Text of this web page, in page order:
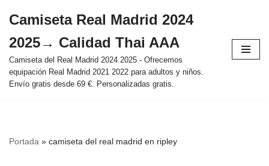
al
contenido
Camiseta Real Madrid 2024
2025→ Calidad Thai AAA
Camiseta del Real Madrid 2024 2025 - Ofrecemos
equipación Real Madrid 2021 2022 para adultos y niños.
Envío gratis desde 69 €. Personalizadas gratis.
Portada » camiseta del real madrid en ripley